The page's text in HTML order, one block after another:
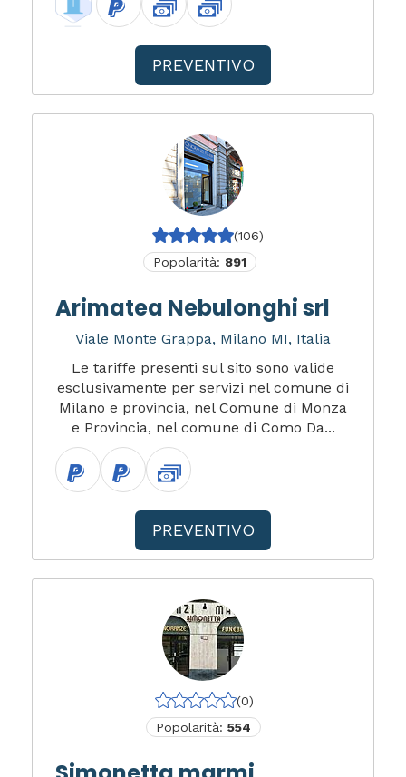
PREVENTIVO
(106)
Popolarità: 891
Arimatea Nebulonghi srl
Viale Monte Grappa, Milano MI, Italia
Le tariffe presenti sul sito sono valide
esclusivamente per servizi nel comune di
Milano e provincia, nel Comune di Monza
e Provincia, nel comune di Como Da...
PREVENTIVO
(0)
Popolarità: 554